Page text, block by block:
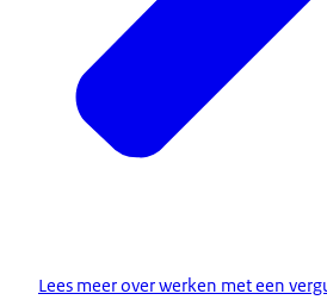
Lees meer over werken met een